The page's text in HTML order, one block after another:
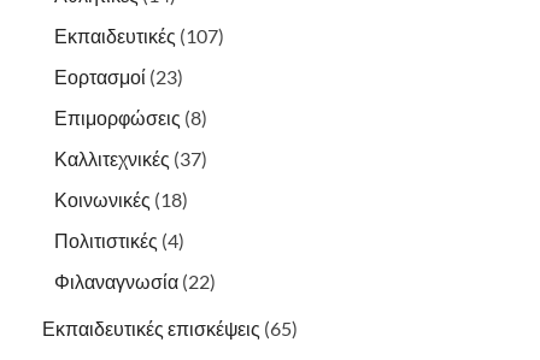
Εκπαιδευτικές (107)
Εορτασμοί (23)
Επιμορφώσεις (8)
Καλλιτεχνικές (37)
Κοινωνικές (18)
Πολιτιστικές (4)
Φιλαναγνωσία (22)
Εκπαιδευτικές επισκέψεις (65)